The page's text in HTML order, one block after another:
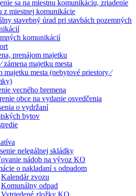
sa na miestnu komunikáciu, zriadenie
z miestnej komunikácie
stavebný úrad pri stavbách pozemných
komunikácií
prenájom majetku
zámena majetku mesta
majetku mesta (nebytové priestory ⁄
vecného bremena
obce na vydanie osvedčenia
o vydržaní
bytov
nelegálnej skládky
nádob na vývoz KO
o nakladaní s odpadom
Kalendár zvozu
Komunálny odpad
Vytriedené zložky KO